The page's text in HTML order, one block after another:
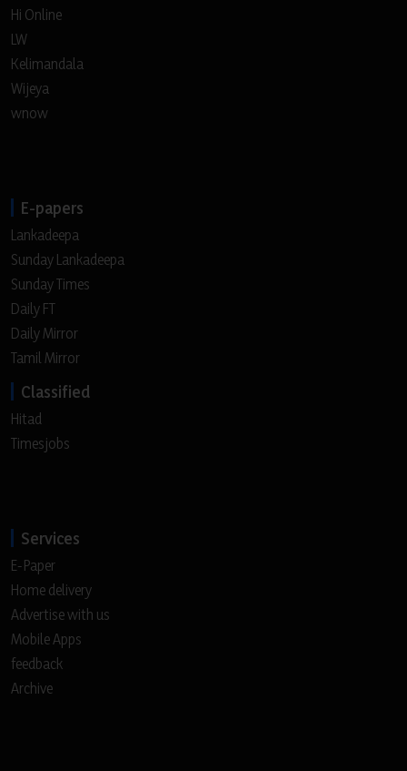
Hi Online
LW
Kelimandala
Wijeya
wnow
E-papers
Lankadeepa
Sunday Lankadeepa
Sunday Times
Daily FT
Daily Mirror
Tamil Mirror
Classified
Hitad
Timesjobs
Services
E-Paper
Home delivery
Advertise with us
Mobile Apps
feedback
Archive